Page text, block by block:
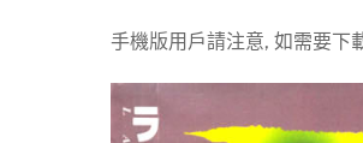
手機版用戶請注意, 如需要下